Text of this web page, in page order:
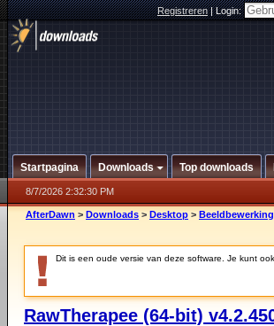
Registreren|Login:
Startpagina Downloads Top downloads
8/7/2026 2:32:30 PM
AfterDawn > Downloads > Desktop > Beeldbewerking
Dit is een oude versie van deze software. Je kunt
RawTherapee (64-bit)